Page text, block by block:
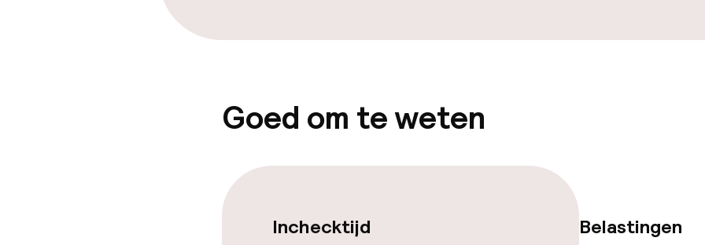
Familiekamers beschikbaar
beschikbaar
Zwemmen & wellness
Fitnessruimte / gym
Goed om te weten
Inchecktijd Belastingen